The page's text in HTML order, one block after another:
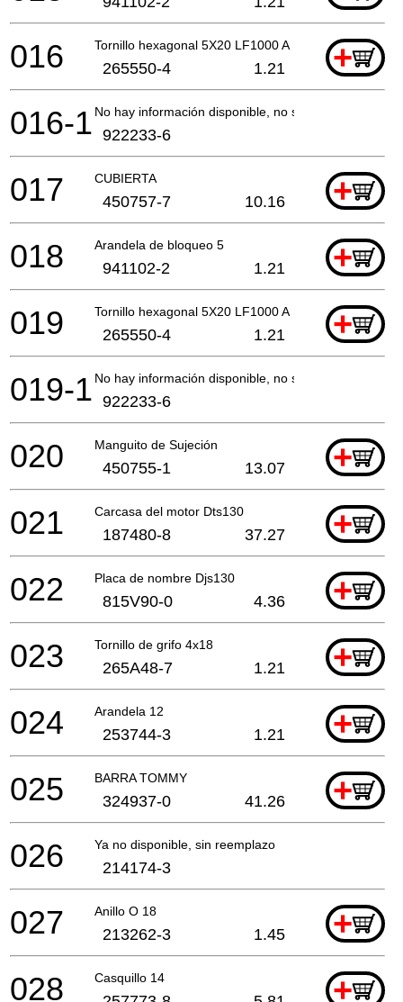
Tornillo hexagonal 5X20 LF1000 A +
016 265550-4 1.21
No hay información disponible, no se puede pedir
016-1 922233-6
CUBIERTA +
017 450757-7 10.16
Arandela de bloqueo 5 +
018 941102-2 1.21
Tornillo hexagonal 5X20 LF1000 A +
019 265550-4 1.21
No hay información disponible, no se puede pedir
019-1 922233-6
Manguito de Sujeción +
020 450755-1 13.07
Carcasa del motor Dts130 +
021 187480-8 37.27
Placa de nombre Djs130 +
022 815V90-0 4.36
Tornillo de grifo 4x18 +
023 265A48-7 1.21
Arandela 12 +
024 253744-3 1.21
BARRA TOMMY +
025 324937-0 41.26
Ya no disponible, sin reemplazo
026 214174-3
Anillo O 18 +
027 213262-3 1.45
Casquillo 14 +
028